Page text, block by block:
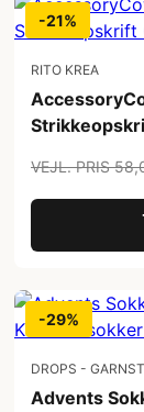
-21%
RITO KREA
VEJL. PRIS
-29%
DROPS -
Advents